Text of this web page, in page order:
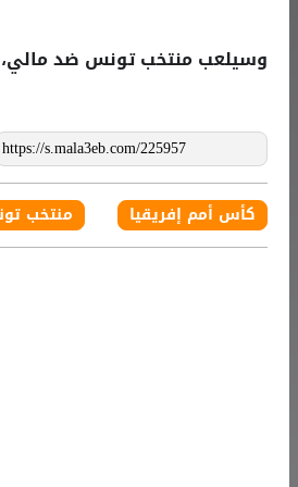
وسيلعب منتخب تونس ضد
كأس أمم إفريقيا منتخب